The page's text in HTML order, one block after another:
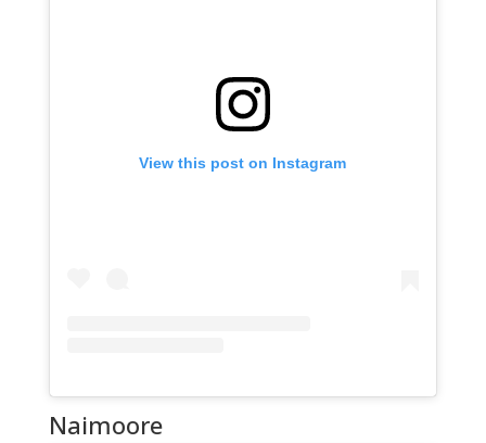
View this post on Instagram
Naimoore